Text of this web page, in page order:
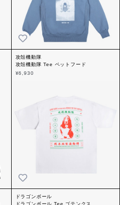
攻殻機動隊
攻殻機動隊 Tee ペットフード
¥6,930
ドラゴンボール
ドラゴンボール Tee ゴテンクス